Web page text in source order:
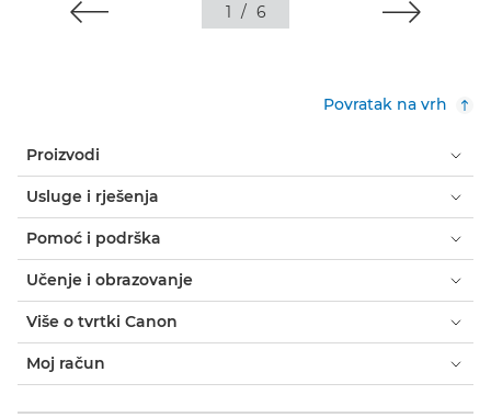
1 / 6
Povratak na vrh
Proizvodi
Usluge i rješenja
Pomoć i podrška
Učenje i obrazovanje
Više o tvrtki Canon
Moj račun